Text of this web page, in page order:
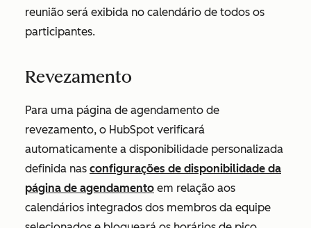
reunião será exibida no calendário de todos os
participantes.
Revezamento
Para uma página de agendamento de
revezamento, o HubSpot verificará
automaticamente a disponibilidade personalizada
definida nas configurações de disponibilidade da
página de agendamento em relação aos
calendários integrados dos membros da equipe